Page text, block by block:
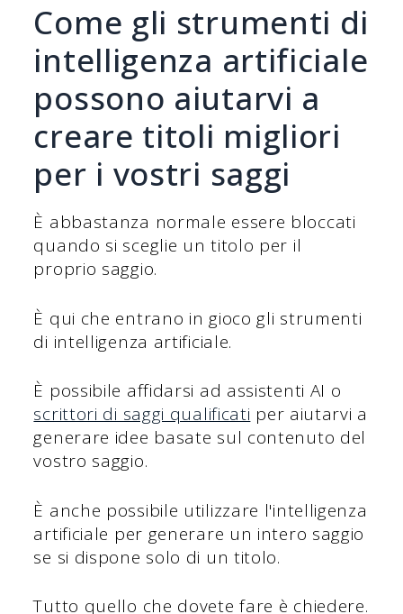
Come gli strumenti di
intelligenza artificiale
possono aiutarvi a
creare titoli migliori
per i vostri saggi
È abbastanza normale essere bloccati
quando si sceglie un titolo per il
proprio saggio.
È qui che entrano in gioco gli strumenti
di intelligenza artificiale.
È possibile affidarsi ad assistenti AI o
scrittori di saggi qualificati per aiutarvi a
generare idee basate sul contenuto del
vostro saggio.
È anche possibile utilizzare l'intelligenza
artificiale per generare un intero saggio
se si dispone solo di un titolo.
Tutto quello che dovete fare è chiedere.